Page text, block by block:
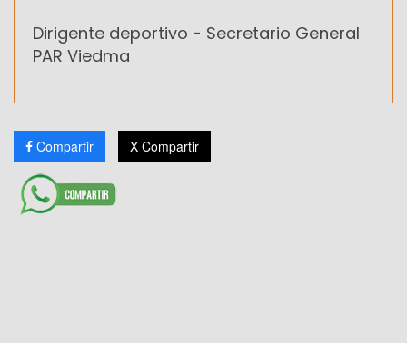
Dirigente deportivo - Secretario General
PAR Viedma
Compartir X Compartir